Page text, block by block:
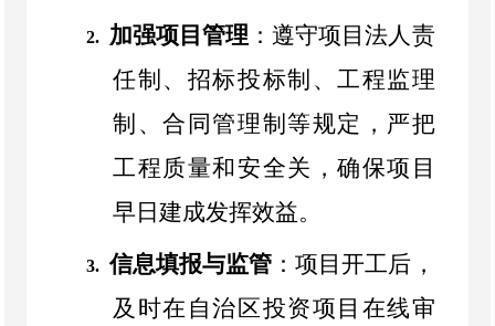
2. 加强项目管理 ：遵守项目法人责
任制、招标投标制、工程监理
制、合同管理制等规定，严把
工程质量和安全关，确保项目
早日建成发挥效益。
3. 信息填报与监管 ：项目开工后，
及时在自治区投资项目在线审